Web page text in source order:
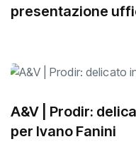
presentazione
A&V | Prodir:
per Ivano Fanini